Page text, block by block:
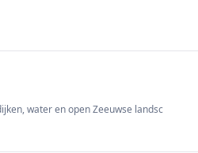
water en open Zeeuwse landsc